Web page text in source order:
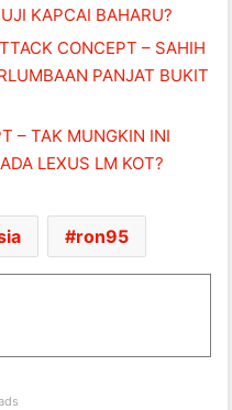
KAPCAI BAHARU?
CONCEPT – SAHIH
PANJAT BUKIT
– TAK MUNGKIN INI
LEXUS LM KOT?
ron95